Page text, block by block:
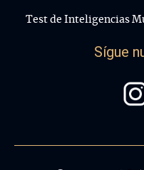
Test de Inteligencias
Sígue